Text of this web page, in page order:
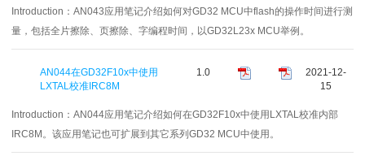
Introduction： AN043应用笔记介绍如何对GD32 MCU中flash的操作时间进行测
量，包括全片擦除、页擦除、字编程时间，以GD32L23x MCU举例。
AN044在GD32F10x中使用
LXTAL校准IRC8M
1.0
2021-12-
15
Introduction： AN044应用笔记介绍如何在GD32F10x中使用LXTAL校准内部
IRC8M。该应用笔记也可扩展到其它系列GD32 MCU中使用。